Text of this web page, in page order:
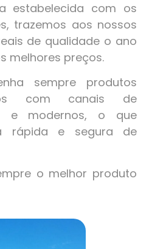
estabelecida com os
trazemos aos nossos
de qualidade o ano
melhores preços.
sempre produtos
com canais de
e modernos, o que
rápida e segura de
o melhor produto